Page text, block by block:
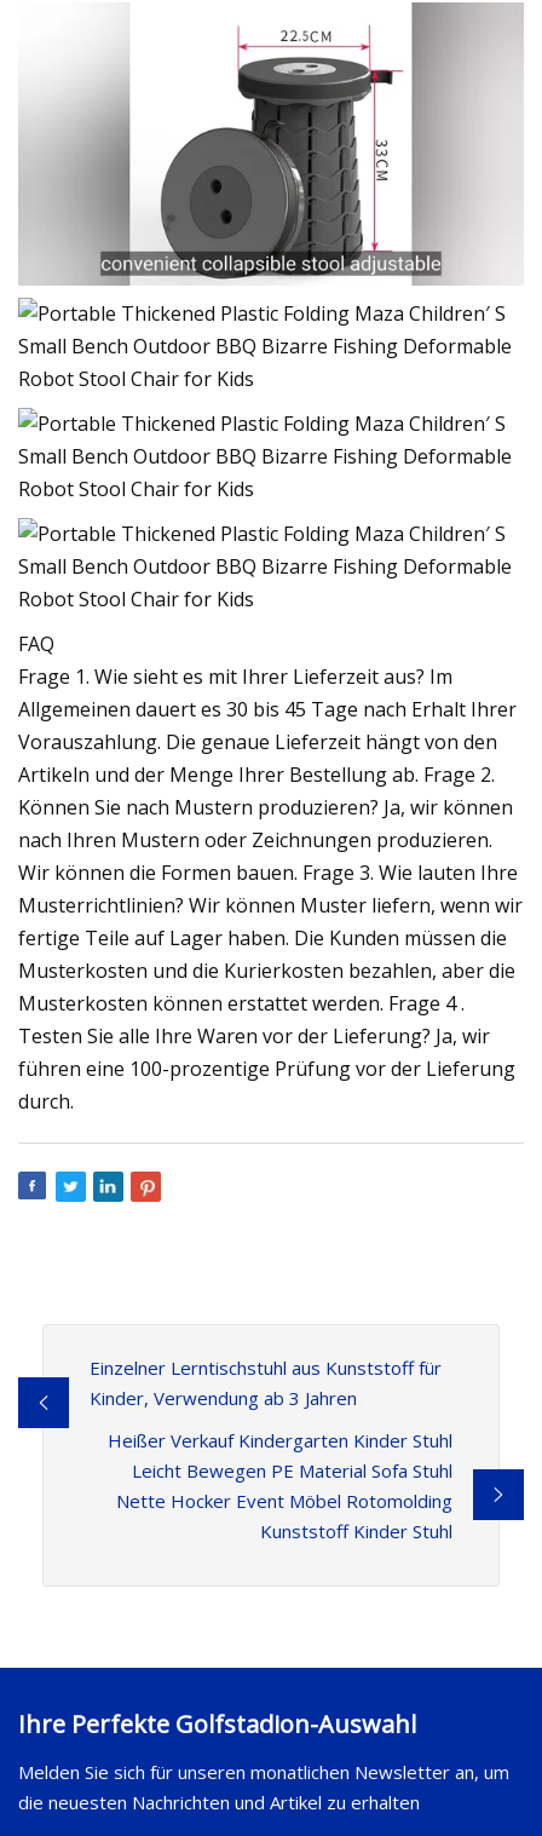
FAQ
Frage 1. Wie sieht es mit Ihrer Lieferzeit aus? Im
Allgemeinen dauert es 30 bis 45 Tage nach Erhalt Ihrer
Vorauszahlung. Die genaue Lieferzeit hängt von den
Artikeln und der Menge Ihrer Bestellung ab. Frage 2.
Können Sie nach Mustern produzieren? Ja, wir können
nach Ihren Mustern oder Zeichnungen produzieren.
Wir können die Formen bauen. Frage 3. Wie lauten Ihre
Musterrichtlinien? Wir können Muster liefern, wenn wir
fertige Teile auf Lager haben. Die Kunden müssen die
Musterkosten und die Kurierkosten bezahlen, aber die
Musterkosten können erstattet werden. Frage 4 .
Testen Sie alle Ihre Waren vor der Lieferung? Ja, wir
führen eine 100-prozentige Prüfung vor der Lieferung
durch.
Einzelner Lerntischstuhl aus Kunststoff für
Kinder, Verwendung ab 3 Jahren
Heißer Verkauf Kindergarten Kinder Stuhl
Leicht Bewegen PE Material Sofa Stuhl
Nette Hocker Event Möbel Rotomolding
Kunststoff Kinder Stuhl
Ihre Perfekte Golfstadion-Auswahl
Melden Sie sich für unseren monatlichen Newsletter an, um
die neuesten Nachrichten und Artikel zu erhalten